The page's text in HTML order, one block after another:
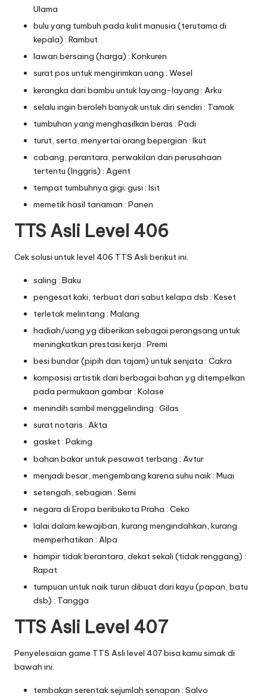
Ulama
bulu yang tumbuh pada kulit manusia (terutama di
kepala) : Rambut
lawan bersaing (harga) : Konkuren
surat pos untuk mengirimkan uang : Wesel
kerangka dari bambu untuk layang-layang : Arku
selalu ingin beroleh banyak untuk diri sendiri : Tamak
tumbuhan yang menghasilkan beras : Padi
turut, serta, menyertai orang bepergian : Ikut
cabang, perantara, perwakilan dari perusahaan
tertentu (Inggris) : Agent
tempat tumbuhnya gigi; gusi : Isit
memetik hasil tanaman : Panen
TTS Asli Level 406
Cek solusi untuk level 406 TTS Asli berikut ini.
saling : Baku
pengesat kaki, terbuat dari sabut kelapa dsb : Keset
terletak melintang : Malang
hadiah/uang yg diberikan sebagai perangsang untuk
meningkatkan prestasi kerja : Premi
besi bundar (pipih dan tajam) untuk senjata : Cakra
komposisi artistik dari berbagai bahan yg ditempelkan
pada permukaan gambar : Kolase
menindih sambil menggelinding : Gilas
surat notaris : Akta
gasket : Paking
bahan bakar untuk pesawat terbang : Avtur
menjadi besar, mengembang karena suhu naik : Muai
setengah, sebagian : Semi
negara di Eropa beribukota Praha : Ceko
lalai dalam kewajiban, kurang mengindahkan, kurang
memperhatikan : Alpa
hampir tidak berantara, dekat sekali (tidak renggang) :
Rapat
tumpuan untuk naik turun dibuat dari kayu (papan, batu
dsb) : Tangga
TTS Asli Level 407
Penyelesaian game TTS Asli level 407 bisa kamu simak di
bawah ini.
tembakan serentak sejumlah senapan : Salvo